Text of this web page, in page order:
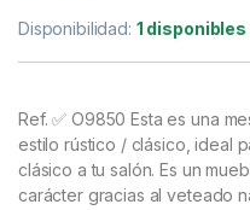
Disponibilidad: 1 disponibles
Ref. ✅ O9850 Esta es una
estilo rústico / clásico, ideal
clásico a tu salón. Es un
carácter gracias al veteado